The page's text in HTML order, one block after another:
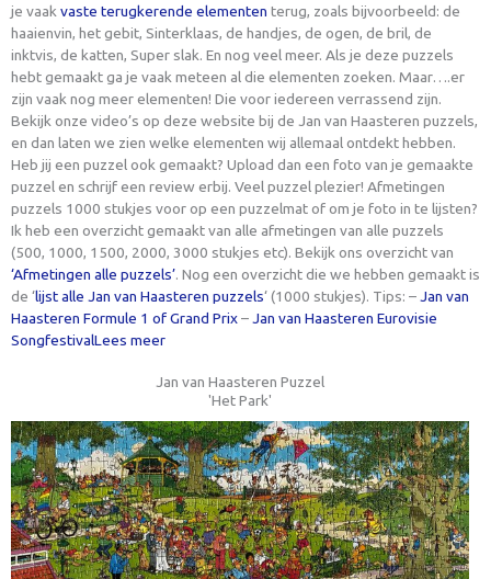
je vaak vaste terugkerende elementen terug, zoals bijvoorbeeld: de
haaienvin, het gebit, Sinterklaas, de handjes, de ogen, de bril, de
inktvis, de katten, Super slak. En nog veel meer. Als je deze puzzels
hebt gemaakt ga je vaak meteen al die elementen zoeken. Maar….er
zijn vaak nog meer elementen! Die voor iedereen verrassend zijn.
Bekijk onze video’s op deze website bij de Jan van Haasteren puzzels,
en dan laten we zien welke elementen wij allemaal ontdekt hebben.
Heb jij een puzzel ook gemaakt? Upload dan een foto van je gemaakte
puzzel en schrijf een review erbij. Veel puzzel plezier! Afmetingen
puzzels 1000 stukjes voor op een puzzelmat of om je foto in te lijsten?
Ik heb een overzicht gemaakt van alle afmetingen van alle puzzels
(500, 1000, 1500, 2000, 3000 stukjes etc). Bekijk ons overzicht van
‘Afmetingen alle puzzels’. Nog een overzicht die we hebben gemaakt is
de ‘lijst alle Jan van Haasteren puzzels‘ (1000 stukjes). Tips: –Jan van
Haasteren Formule 1 of Grand Prix–Jan van Haasteren Eurovisie
SongfestivalLees meer
Jan van Haasteren Puzzel
'Het Park'